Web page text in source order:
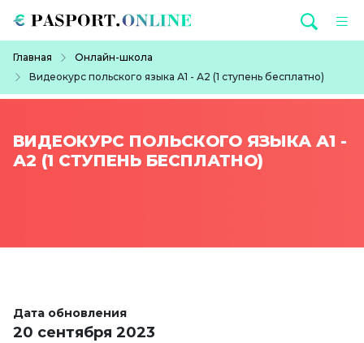
Главная
Онлайн-школа
Видеокурс польского языка А1 - А2 (1 ступень бесплатно)
ВИДЕОКУРС ПОЛЬСКОГО ЯЗЫКА А1 -
А2 (1 СТУПЕНЬ БЕСПЛАТНО)
Дата обновления
20 сентября 2023